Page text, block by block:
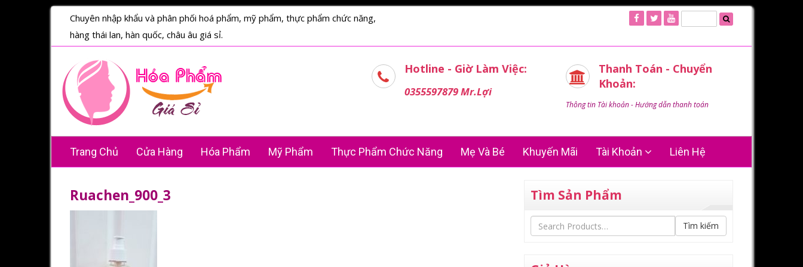
Chuyên nhập khẩu và phân phối hoá phẩm, mỹ phẩm, thực phẩm chức năng,
hàng thái lan, hàn quốc, châu âu giá sỉ.
Hotline - Giờ Làm Việc:
0355597879 Mr.Lợi
Thanh Toán - Chuyển
Khoản:
Thông tin Tài khoản - Hướng dẫn thanh toán
Trang Chủ Cửa Hàng Hóa Phẩm Mỹ Phẩm Thực Phẩm Chức Năng Mẹ Và Bé Khuyến Mãi Tài Khoản Liên Hệ
Ruachen_900_3 Tìm Sản Phẩm
Tìm kiếm